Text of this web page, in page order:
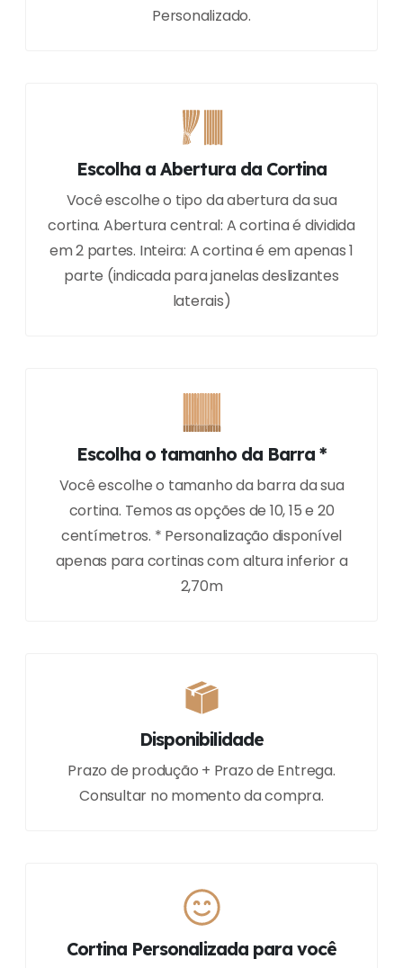
Personalizado.
Escolha a Abertura da Cortina
Você escolhe o tipo da abertura da sua
cortina. Abertura central: A cortina é dividida
em 2 partes. Inteira: A cortina é em apenas 1
parte (indicada para janelas deslizantes
laterais)
Escolha o tamanho da Barra *
Você escolhe o tamanho da barra da sua
cortina. Temos as opções de 10, 15 e 20
centímetros. * Personalização disponível
apenas para cortinas com altura inferior a
2,70m
Disponibilidade
Prazo de produção + Prazo de Entrega.
Consultar no momento da compra.
Cortina Personalizada para você